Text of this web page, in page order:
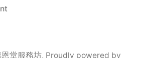
on
服
堂服務坊, Proudly powered by